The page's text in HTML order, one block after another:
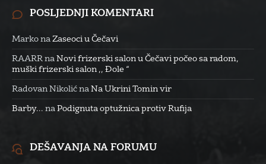
POSLJEDNJI KOMENTARI
Marko na Zaseoci u Čečavi
RAARR na Novi frizerski salon u Čečavi počeo sa radom,
muški frizerski salon ,, Đole “
Radovan Nikolić na Na Ukrini Tomin vir
Barby... na Podignuta optužnica protiv Rufija
DEŠAVANJA NA FORUMU